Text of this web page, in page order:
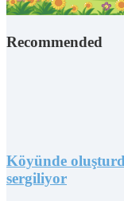
Recommended
Köyünde
sergiliyor